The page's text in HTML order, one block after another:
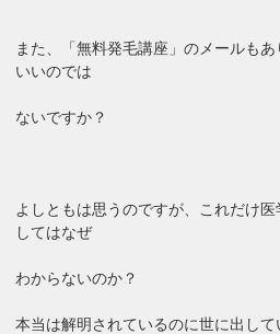
また、「無料発毛講座」のメールも
いいのでは
ないですか？
よしともは思うのですが、これだけ
してはなぜ
わからないのか？
本当は解明されているのに世に出し